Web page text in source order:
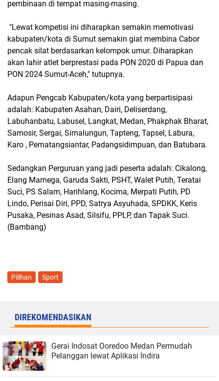
pembinaan di tempat masing-masing.
"Lewat kompetisi ini diharapkan semakin memotivasi
kabupaten/kota di Sumut semakin giat membina Cabor
pencak silat berdasarkan kelompok umur. Diharapkan
akan lahir atlet berprestasi pada PON 2020 di Papua dan
PON 2024 Sumut-Aceh," tutupnya.
Adapun Pengcab Kabupaten/kota yang berpartisipasi
adalah: Kabupaten Asahan, Dairi, Deliserdang,
Labuhanbatu, Labusel, Langkat, Medan, Phakphak Bharat,
Samosir, Sergai, Simalungun, Tapteng, Tapsel, Labura,
Karo , Pematangsiantar, Padangsidimpuan, dan Batubara.
Sedangkan Perguruan yang jadi peserta adalah: Cikalong,
Elang Mamega, Garuda Sakti, PSHT, Walet Putih, Teratai
Suci, PS Salam, Harihlang, Kocima, Merpati Putih, PD
Lindo, Perisai Diri, PPD, Satrya Asyuhada, SPDKK, Keris
Pusaka, Pesinas Asad, Silsifu, PPLP, dan Tapak Suci.
(Bambang)
Pilihan Sport
DIREKOMENDASIKAN
Gerai Indosat Ooredoo Medan Permudah
Pelanggan lewat Aplikasi Indira